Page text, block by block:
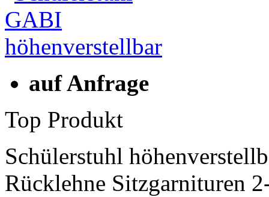
auf Anfrage
Top Produkt
Schülerstuhl
Rücklehne Sitzgarnituren